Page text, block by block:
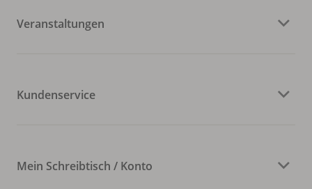
Veranstaltungen
Kundenservice
Mein Schreibtisch / Konto